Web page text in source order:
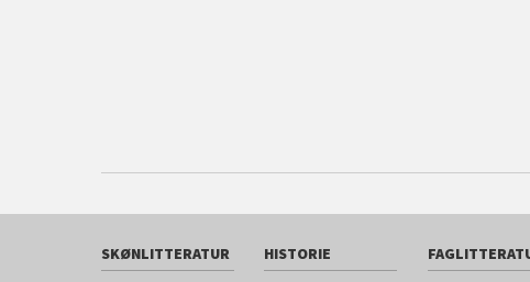
SKØNLITTERATUR
HISTORIE